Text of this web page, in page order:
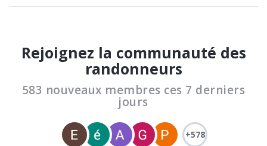
Rejoignez la communauté des
randonneurs
583 nouveaux membres ces 7 derniers
jours
+578